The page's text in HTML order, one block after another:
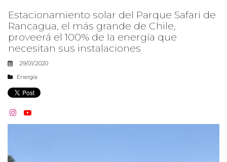
Estacionamiento solar del Parque Safari de
Rancagua, el más grande de Chile,
proveerá el 100% de la energía que
necesitan sus instalaciones
29/01/2020
Energía
 